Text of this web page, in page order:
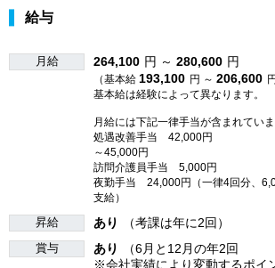
給与
月給 264,100 円 ～ 280,600 円
（基本給 193,100 円 ～ 206,600
基本給は経験によって異なります。
月給には下記一律手当が含まれていま
処遇改善手当 42,000円
～45,000円
訪問介護員手当 5,000円
夜勤手当 24,000円（一律4回分、
支給）
昇給 あり （考課は年に2回）
賞与 あり
（6月と12月の年2回
※会社実績により変動するポイ